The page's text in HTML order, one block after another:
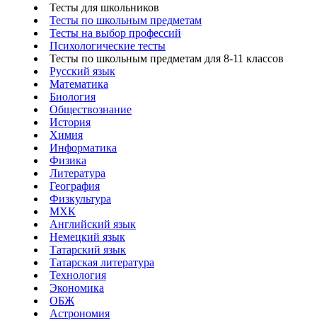
Тесты для школьников
Тесты по школьным предметам
Тесты на выбор профессий
Психологические тесты
Тесты по школьным предметам для 8-11 классов
Русский язык
Математика
Биология
Обществознание
История
Химия
Информатика
Физика
Литература
География
Физкультура
МХК
Английский язык
Немецкий язык
Татарский язык
Татарская литература
Технология
Экономика
ОБЖ
Астрономия